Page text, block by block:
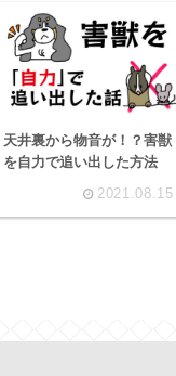
天井裏から物音が！？害獣
を自力で追い出した方法
2021.08.15